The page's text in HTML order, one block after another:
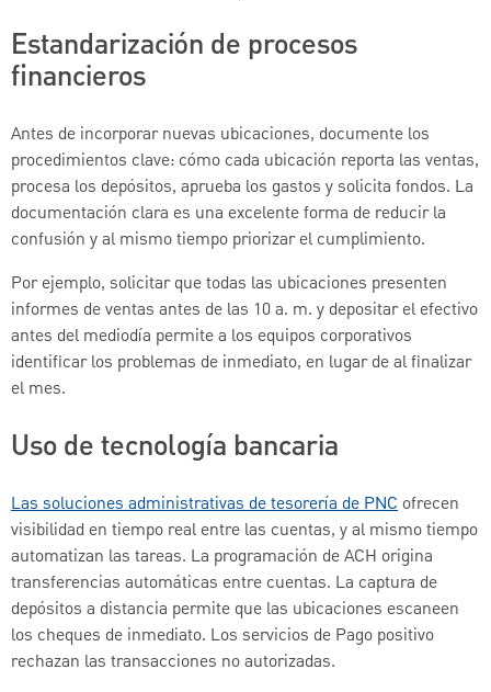
Estandarización de procesos
financieros
Antes de incorporar nuevas ubicaciones, documente los
procedimientos clave: cómo cada ubicación reporta las ventas,
procesa los depósitos, aprueba los gastos y solicita fondos. La
documentación clara es una excelente forma de reducir la
confusión y al mismo tiempo priorizar el cumplimiento.
Por ejemplo, solicitar que todas las ubicaciones presenten
informes de ventas antes de las 10 a. m. y depositar el efectivo
antes del mediodía permite a los equipos corporativos
identificar los problemas de inmediato, en lugar de al finalizar
el mes.
Uso de tecnología bancaria
Las soluciones administrativas de tesorería de PNC ofrecen
visibilidad en tiempo real entre las cuentas, y al mismo tiempo
automatizan las tareas. La programación de ACH origina
transferencias automáticas entre cuentas. La captura de
depósitos a distancia permite que las ubicaciones escaneen
los cheques de inmediato. Los servicios de Pago positivo
rechazan las transacciones no autorizadas.